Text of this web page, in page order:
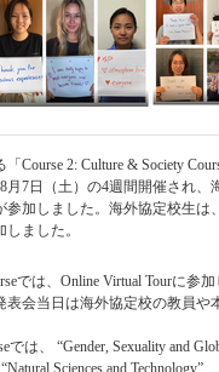
Course 2: Culture & Society
月7日（土）の4週間開催され、
参加しました。海外協定校生は
しました。
では、Online Virtual Tourに参
表会当日は海外協定校の教員や
では、 “Gender, Sexuality and
Sciences and Technology”